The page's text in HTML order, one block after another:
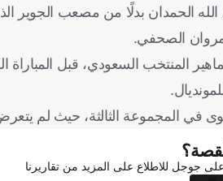
شارك عبد الله الحمدان بدلًا من مصعب
المنتخب السعودي، قبل المباراة
الثالثة، حيث لم يتعرض لأي هزيمة حتى